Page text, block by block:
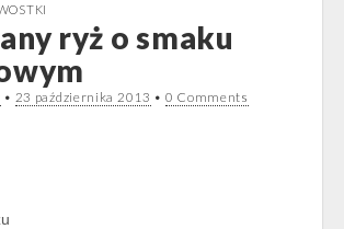
ryż o smaku
• 23 października 2013 • 0 Comments